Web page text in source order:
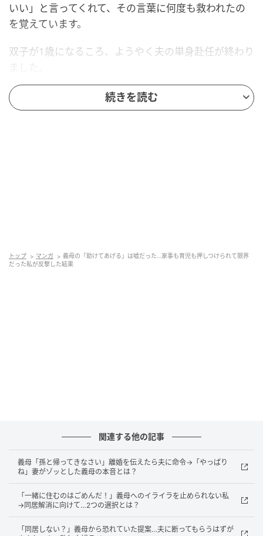
いい」と言ってくれて、その言葉に何度も救われたの
を覚えています。
双子が1歳になるころ、ようやく夫の単身赴任が終わり
出産以来、まともに顔を合わせていなかった夫。私は
「これでやっと家族4人の生活が始まる」と期待してい
してからというもの、義父母が毎日のように家へ来る
毎日のように指摘され続けて、少しずつ追い詰められ
ていった私。夫は止めるどころか、苦笑いを浮かべな
がら見ているだけ。そのことも、私を精神的に苦しめ
る一因でした。
救いの手だと思ったのに
続きを読む
トップ マンガ
義母の「助けてあげる」は嘘だった…家事も育児も押しつけられて限界
だった私が反撃した結果
関連する他の記事
義母「孫と帰ってきなさい」離婚を伝えたら夫に命令→「やっぱり
ね」妻がゾッとした義母の本音とは？
「一緒に住むのはごめんだ！」義母へのイライラを止められない私
→同居解消に向けて…2つの選択とは？
「同居しない？」義母から恐れていた提案…夫に断ってもらうはずが